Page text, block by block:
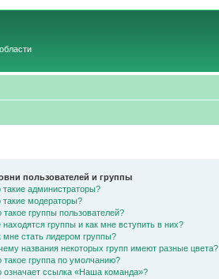
пользователей и группы
такие администраторы?
такие модераторы?
такое группы пользователей?
находятся группы и как мне вступить в них?
мне стать лидером группы?
названия некоторых групп имеют разные цвета?
такое группа по умолчанию?
означает ссылка «Наша команда»?